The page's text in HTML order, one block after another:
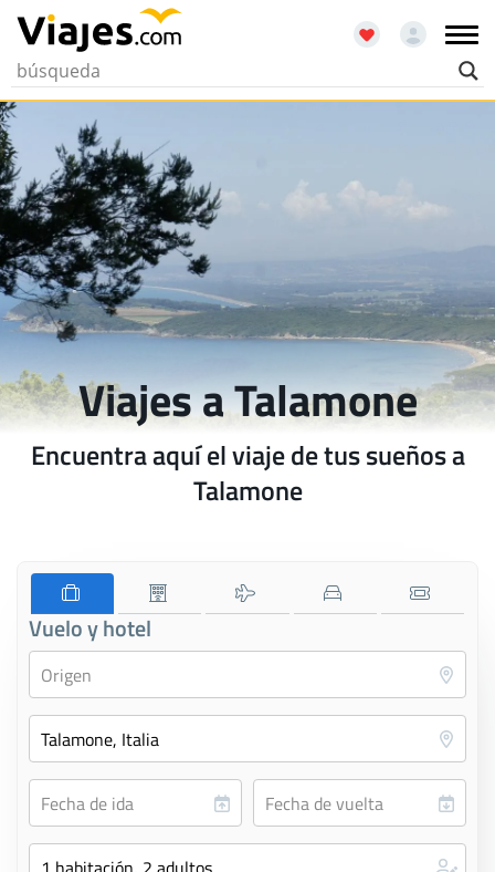
Viajes a Talamone
Encuentra aquí el viaje de tus sueños a
Talamone
Vuelo y hotel